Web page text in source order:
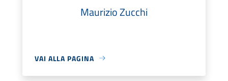
Maurizio Zucchi
VAI ALLA PAGINA